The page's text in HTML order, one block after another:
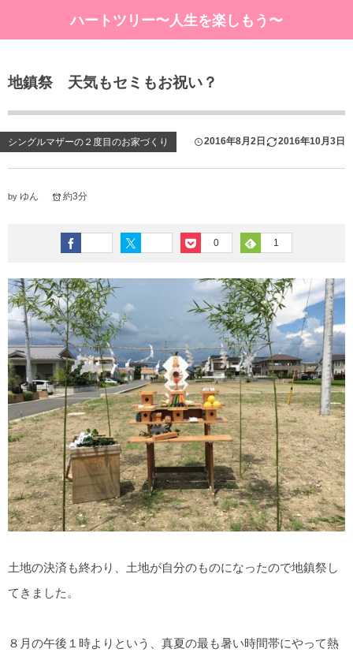
ハートツリー〜人生を楽しもう〜
地鎮祭 天気もセミもお祝い？
シングルマザーの２度目のお家づくり 2016年8月2日 2016年10月3日
by ゆん 約3分
0 1
土地の決済も終わり、土地が自分のものになったので地鎮祭し
てきました。
８月の午後１時よりという、真夏の最も暑い時間帯にやって熱